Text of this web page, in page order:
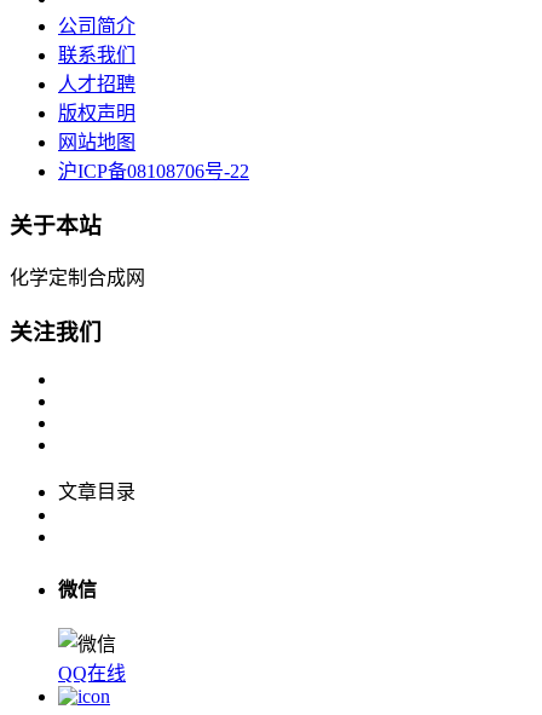
公司简介
联系我们
人才招聘
版权声明
网站地图
沪ICP备08108706号-22
关于本站
化学定制合成网
关注我们
文章目录
微信
QQ在线